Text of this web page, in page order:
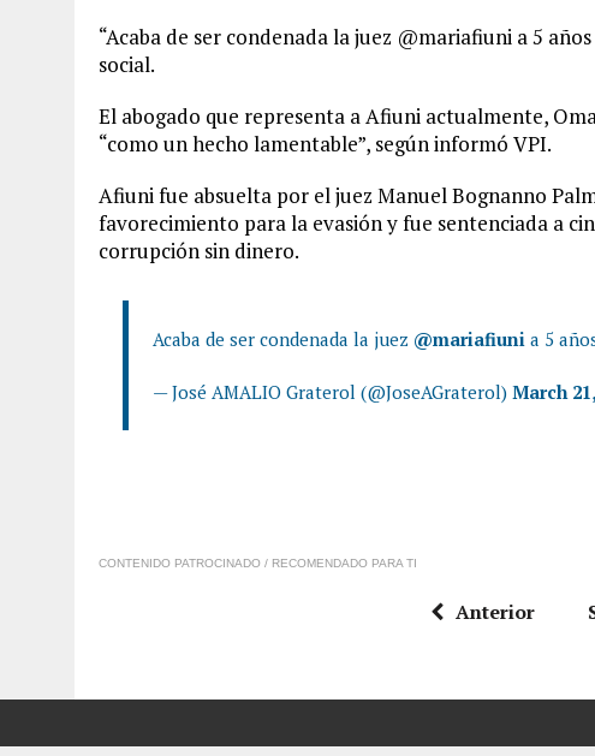
“Acaba de ser condenada la juez @mariafiuni a 5
social.
El abogado que representa a Afiuni actualmente,
“como un hecho lamentable”, según informó VPI.
Afiuni fue absuelta por el juez Manuel Bognanno
favorecimiento para la evasión y fue sentenciada a
corrupción sin dinero.
Acaba de ser condenada la juez @mariafiuni a 5
— José AMALIO Graterol (@JoseAGraterol) March
CONTENIDO PATROCINADO / RECOMENDADO PARA TI
Anterior